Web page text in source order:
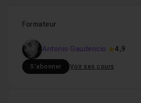
Formateur
Antonio Gaudencio 4,9
S'abonner Voir ses cours